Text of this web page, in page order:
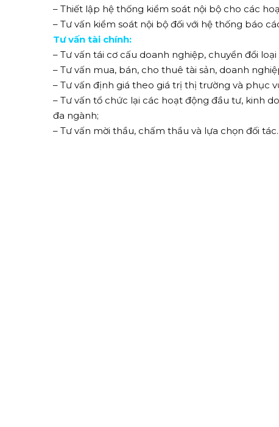
– Thiết lập hệ thống kiểm soát nội bộ cho các
– Tư vấn kiểm soát nội bộ đối với hệ thống báo
Tư vấn tài chính:
– Tư vấn tái cơ cấu doanh nghiệp, chuyển đổi
– Tư vấn mua, bán, cho thuê tài sản, doanh
– Tư vấn định giá theo giá trị thị trường và phục
– Tư vấn tổ chức lại các hoạt động đầu tư, kinh
đa ngành;
– Tư vấn mời thầu, chấm thầu và lựa chọn đối tác.